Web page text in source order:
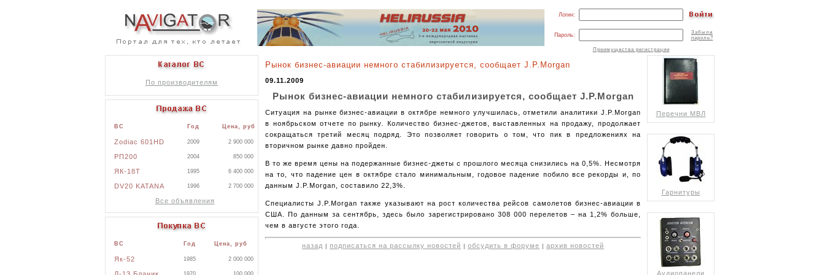
Логин:
Пароль:
Забыли
пароль?
Преимущества регистрации
По производителям
ВС Год Цена, руб
Zodiac 601HD 2009 2 900 000
РП200 2004 850 000
ЯК-18Т 1995 6 400 000
DV20 KATANA 1996 2 700 000
Все объявления
ВС Год Цена, руб
Як-52 1985 2 000 000
1970 100 000
Рынок бизнес-авиации немного стабилизируется, сообщает J.P.Morgan
09.11.2009
Рынок бизнес-авиации немного стабилизируется, сообщает J.P.Morgan
Ситуация на рынке бизнес-авиации в октябре немного улучшилась, отметили аналитики J.P.Morgan
в ноябрьском отчете по рынку. Количество бизнес-джетов, выставленных на продажу, продолжает
сокращаться третий месяц подряд. Это позволяет говорить о том, что пик в предложениях на
вторичном рынке давно пройден.
В то же время цены на подержанные бизнес-джеты с прошлого месяца снизились на 0,5%. Несмотря
на то, что падение цен в октябре стало минимальным, годовое падение побило все рекорды и, по
данным J.P.Morgan, составило 22,3%.
Специалисты J.P.Morgan также указывают на рост количества рейсов самолетов бизнес-авиации в
США. По данным за сентябрь, здесь было зарегистрировано 308 000 перелетов – на 1,2% больше,
чем в августе этого года.
назад подписаться на рассылку новостей обсудить в форуме архив новостей
Перечни МВЛ
Гарнитуры
Аудиопанели